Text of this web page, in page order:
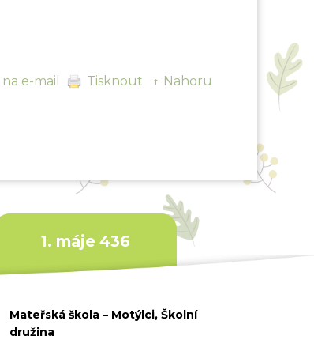
e-mail Tisknout ↑ Nahoru
1. máje 436
Mateřská škola – Motýlci, Školní
družina